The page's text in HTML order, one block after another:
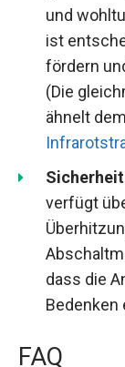
und
ist
fördern
(Die
ähnelt
verfügt
dass die
Bedenken
FAQ